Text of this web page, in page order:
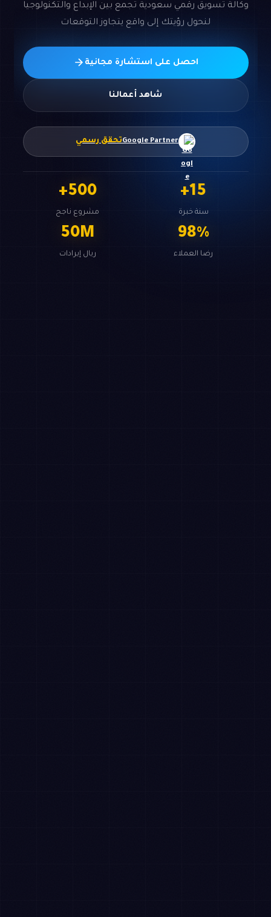
وكالة تسويق رقمي سعودية تجمع بين الإبداع والتكنولوجيا
لنحول رؤيتك إلى واقع يتجاوز التوقعات
احصل على استشارة مجانية
شاهد أعمالنا
Google Partnerتحقق رسمي
15
+
سنة خبرة
500
+
مشروع ناجح
98%
رضا العملاء
50M
ريال إيرادات